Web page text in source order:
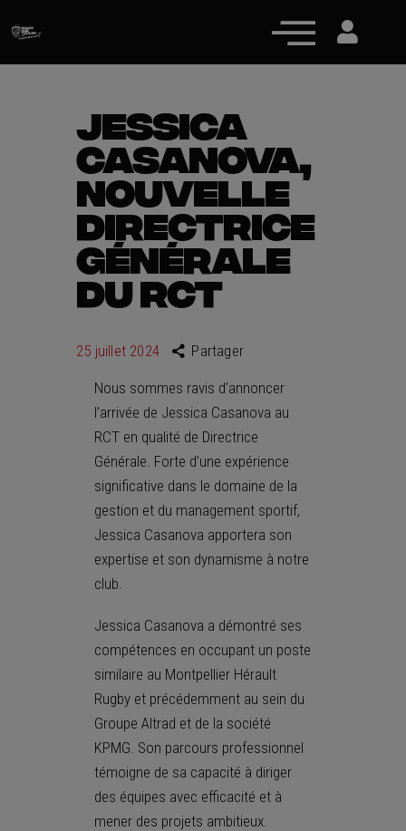
Actualités
Équipe pro
Nos équipes
Fan Zone
RCT Engagé
JESSICA
CASANOVA,
NOUVELLE
DIRECTRICE
GÉNÉRALE
DU RCT
25 juillet 2024 Partager
Nous sommes ravis d’annoncer
l’arrivée de Jessica Casanova au
RCT en qualité de Directrice
Générale. Forte d’une expérience
significative dans le domaine de la
gestion et du management sportif,
Jessica Casanova apportera son
expertise et son dynamisme à notre
club.
Jessica Casanova a démontré ses
compétences en occupant un poste
similaire au Montpellier Hérault
Rugby et précédemment au sein du
Groupe Altrad et de la société
KPMG. Son parcours professionnel
témoigne de sa capacité à diriger
des équipes avec efficacité et à
mener des projets ambitieux.